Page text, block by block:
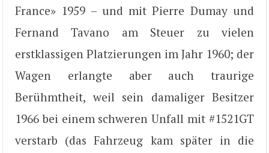
France» 1959 – und mit Pierre Dumay und
Fernand Tavano am Steuer zu vielen
erstklassigen Platzierungen im Jahr 1960; der
Wagen erlangte aber auch traurige
Berühmtheit, weil sein damaliger Besitzer
1966 bei einem schweren Unfall mit #1521GT
verstarb (das Fahrzeug kam später in die